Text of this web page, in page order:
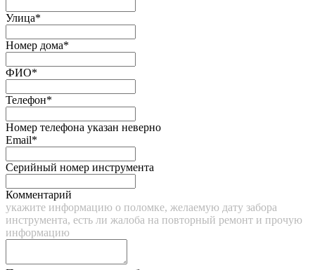
Улица*
Номер дома*
ФИО*
Телефон*
Номер телефона указан неверно
Email*
Серийный номер инструмента
Комментарий
укажите информацию о поломке, желаемую дату забора
инструмента, есть ли жалоба на повторный ремонт и прочую
информацию